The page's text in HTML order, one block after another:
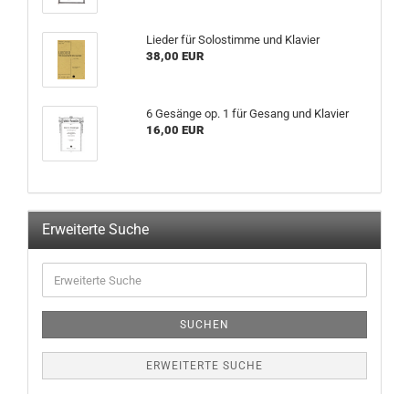
Lieder für Solostimme und Klavier
38,00 EUR
6 Gesänge op. 1 für Gesang und Klavier
16,00 EUR
Erweiterte Suche
SUCHEN
ERWEITERTE SUCHE